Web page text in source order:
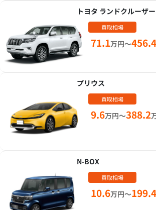
トヨタ ランドクルーザ
買取相場
71.1万円～456.4
プリウス
買取相場
9.6万円～388.2
N-BOX
買取相場
10.6万円～199.4